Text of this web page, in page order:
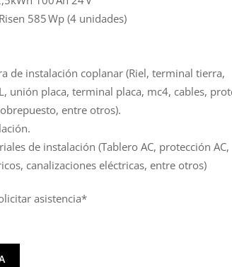
585 Wp (4 unidades)
de instalación coplanar (Riel, terminal tierra,
unión placa, terminal placa, mc4, cables,
entre otros).
de instalación (Tablero AC, protección AC,
canalizaciones eléctricas, entre otros)
asistencia*